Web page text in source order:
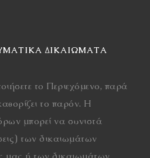
ΔΙΚΑΙΏΜΑΤΑ
το Περιεχόμενο, παρά
το παρόν. Η
μπορεί να συνιστά
των δικαιωμάτων